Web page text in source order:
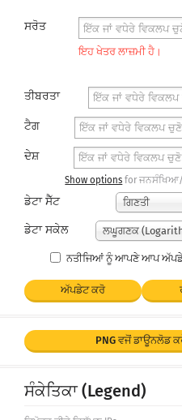
ਸਰੋਤ
ਇਹ ਖੇਤਰ ਲਾਜ਼ਮੀ ਹੈ।
ਤੀਬਰਤਾ
ਟੈਗ
ਦੇਸ਼
Show options for ਜਨਸੰਖਿਆ/
ਡੇਟਾ ਸੈੱਟ ਗਿਣਤੀ
ਡੇਟਾ ਸਕੇਲ ਲਘੂਗਣਕ
ਨਤੀਜਿਆਂ ਨੂੰ ਆਪਣੇ ਆਪ
ਅੱਪਡੇਟ ਕਰੋ
PNG ਵਜੋਂ ਡਾਊਨਲੋਡ
ਸੰਕੇਤਿਕਾ (Legend)